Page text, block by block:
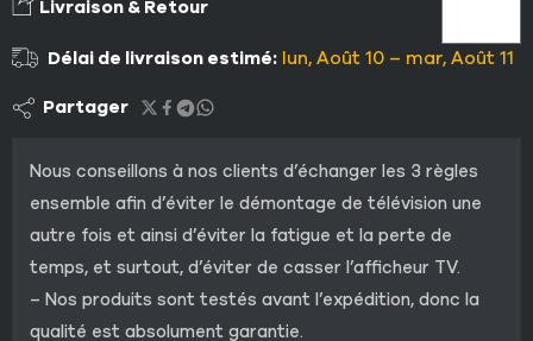
Livraison & Retour
Délai de livraison estimé: lun, Août 10 – mar, Août 11
Partager
Nous conseillons à nos clients d’échanger les 3 règles
ensemble afin d’éviter le démontage de télévision une
autre fois et ainsi d’éviter la fatigue et la perte de
temps, et surtout, d’éviter de casser l’afficheur TV.
– Nos produits sont testés avant l’expédition, donc la
qualité est absolument garantie.